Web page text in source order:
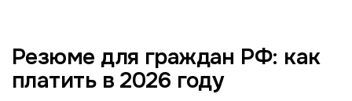
Резюме для граждан РФ: как
платить в 2026 году